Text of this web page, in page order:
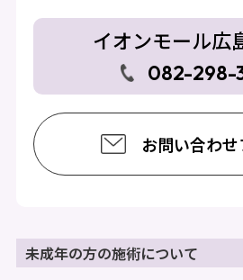
イオンモール広
082-298-
お問い合わ
未成年の方の施術について